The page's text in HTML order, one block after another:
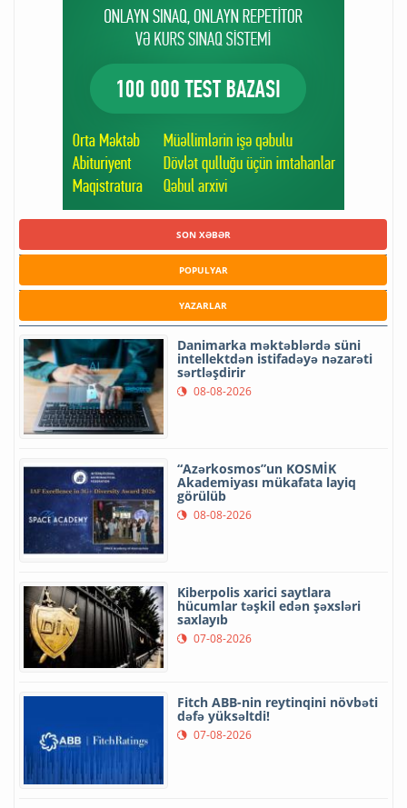
SON XƏBƏR
POPULYAR
YAZARLAR
Danimarka məktəblərdə süni
intellektdən istifadəyə nəzarəti
sərtləşdirir
08-08-2026
“Azərkosmos”un KOSMİK
Akademiyası mükafata layiq
görülüb
08-08-2026
Kiberpolis xarici saytlara
hücumlar təşkil edən şəxsləri
saxlayıb
07-08-2026
Fitch ABB-nin reytinqini növbəti
dəfə yüksəltdi!
07-08-2026